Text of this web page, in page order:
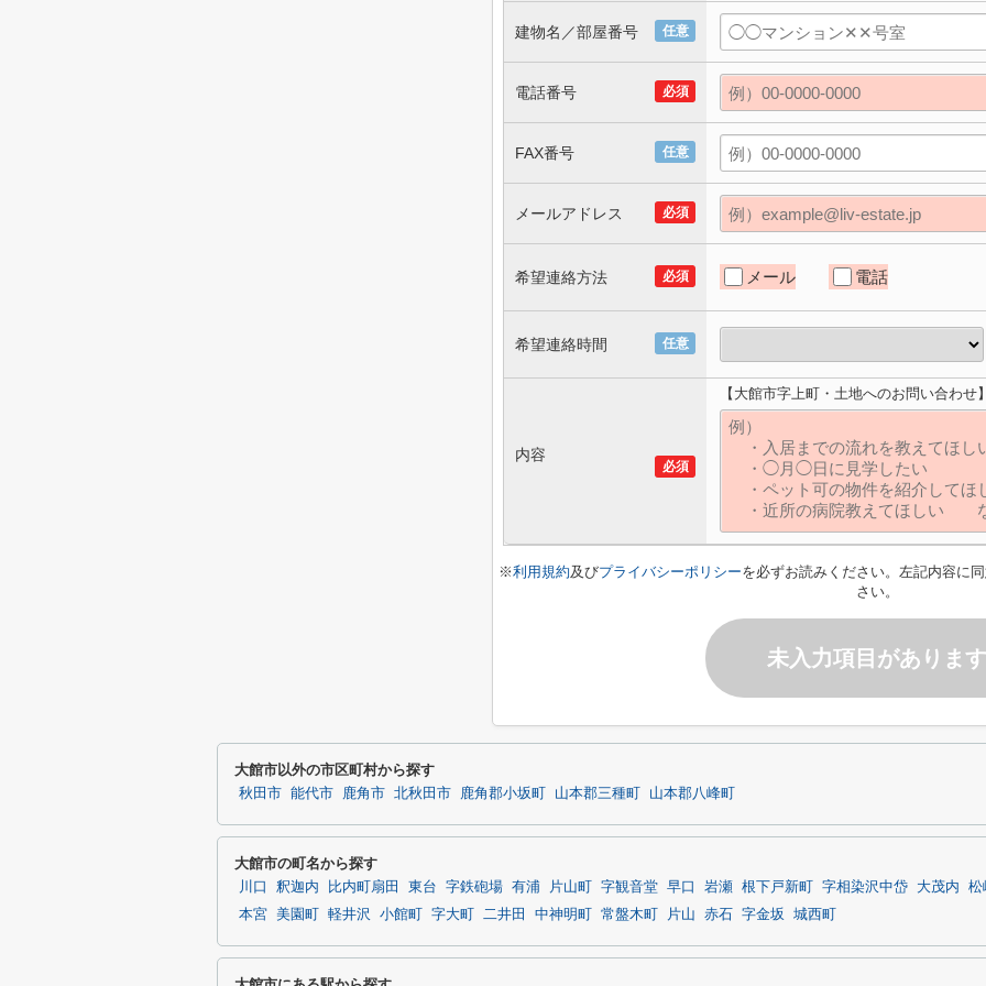
任意
建物名／部屋番号
必須
電話番号
任意
FAX番号
必須
メールアドレス
必須
希望連絡方法 メール 電話
任意
希望連絡時間
必須
内容
【大館市字上町・土地へのお問い合わせ
※利用規約及びプライバシーポリシーを必ずお読みください。左記内容に
さい。
未入力項目があります
大館市以外の市区町村から探す
秋田市 能代市 鹿角市 北秋田市 鹿角郡小坂町 山本郡三種町 山本郡八峰町
大館市の町名から探す
川口 釈迦内 比内町扇田 東台 字鉄砲場 有浦 片山町 字観音堂 早口 岩瀬 根下戸新町 字相染沢中岱 大茂内
松
本宮 美園町 軽井沢 小館町 字大町 二井田 中神明町 常盤木町 片山 赤石 字金坂 城西町